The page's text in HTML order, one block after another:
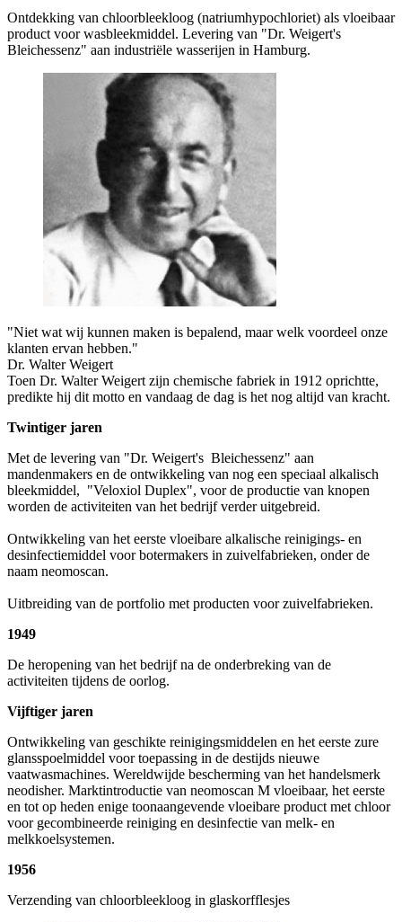
Ontdekking van chloorbleekloog (natriumhypochloriet) als vloeibaar
product voor wasbleekmiddel. Levering van "Dr. Weigert's
Bleichessenz" aan industriële wasserijen in Hamburg.
"Niet wat wij kunnen maken is bepalend, maar welk voordeel onze
klanten ervan hebben."
Dr. Walter Weigert
Toen Dr. Walter Weigert zijn chemische fabriek in 1912 oprichtte,
predikte hij dit motto en vandaag de dag is het nog altijd van kracht.
Twintiger jaren
Met de levering van "Dr. Weigert's Bleichessenz" aan
mandenmakers en de ontwikkeling van nog een speciaal alkalisch
bleekmiddel, "Veloxiol Duplex", voor de productie van knopen
worden de activiteiten van het bedrijf verder uitgebreid.
Ontwikkeling van het eerste vloeibare alkalische reinigings- en
desinfectiemiddel voor botermakers in zuivelfabrieken, onder de
naam neomoscan.
Uitbreiding van de portfolio met producten voor zuivelfabrieken.
1949
De heropening van het bedrijf na de onderbreking van de
activiteiten tijdens de oorlog.
Vijftiger jaren
Ontwikkeling van geschikte reinigingsmiddelen en het eerste zure
glansspoelmiddel voor toepassing in de destijds nieuwe
vaatwasmachines. Wereldwijde bescherming van het handelsmerk
neodisher. Marktintroductie van neomoscan M vloeibaar, het eerste
en tot op heden enige toonaangevende vloeibare product met chloor
voor gecombineerde reiniging en desinfectie van melk- en
melkkoelsystemen.
1956
Verzending van chloorbleekloog in glaskorfflesjes